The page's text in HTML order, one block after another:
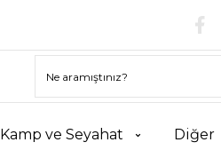
Kamp ve Seyahat Diğer